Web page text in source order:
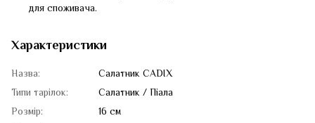
для споживача.
Характеристики
Назва:
Салатник CADIX
Типи тарілок:
Салатник / Піала
Розмір:
16 см